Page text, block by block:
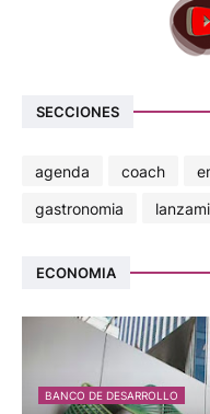
SECCIONES
agenda coach
gastronomia
ECONOMIA
BANCO DE DESARROLLO